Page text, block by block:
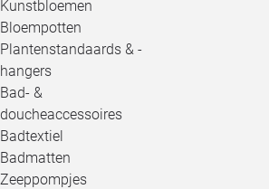
Kunstbloemen
Bloempotten
Plantenstandaards & -
hangers
Bad- &
doucheaccessoires
Badtextiel
Badmatten
Zeeppompjes